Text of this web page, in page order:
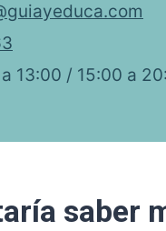
13:00 / 15:00 a
saber